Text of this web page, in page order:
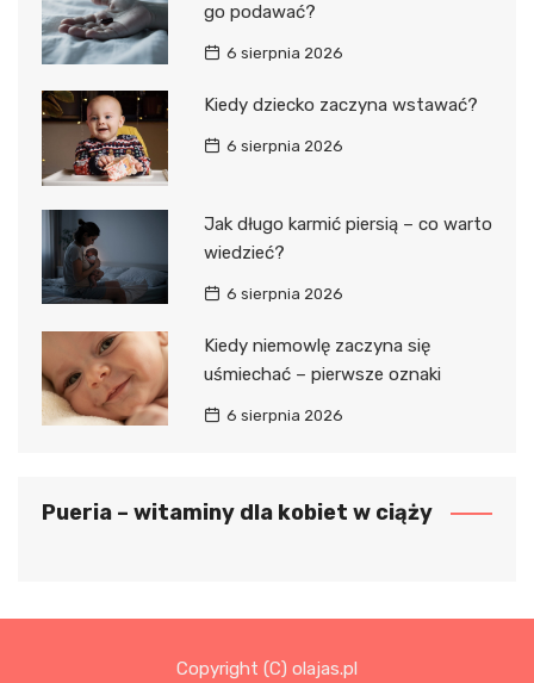
go podawać?
6 sierpnia 2026
Kiedy dziecko zaczyna wstawać?
6 sierpnia 2026
Jak długo karmić piersią – co warto
wiedzieć?
6 sierpnia 2026
Kiedy niemowlę zaczyna się
uśmiechać – pierwsze oznaki
6 sierpnia 2026
Pueria – witaminy dla kobiet w ciąży
Copyright (C) olajas.pl